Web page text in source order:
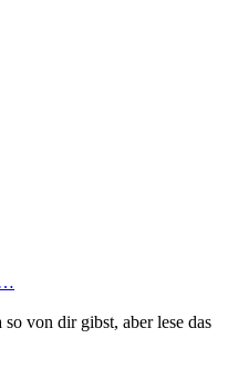
von dir gibst, aber lese das